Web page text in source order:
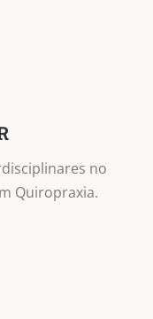
no
Quiropraxia.